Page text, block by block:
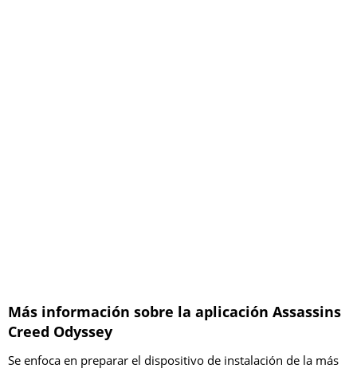
Más información sobre la aplicación Assassins
Creed Odyssey
Se enfoca en preparar el dispositivo de instalación de la más